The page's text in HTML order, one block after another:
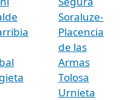
Soraluze-
Placencia
de las
Armas
Tolosa
Urnieta